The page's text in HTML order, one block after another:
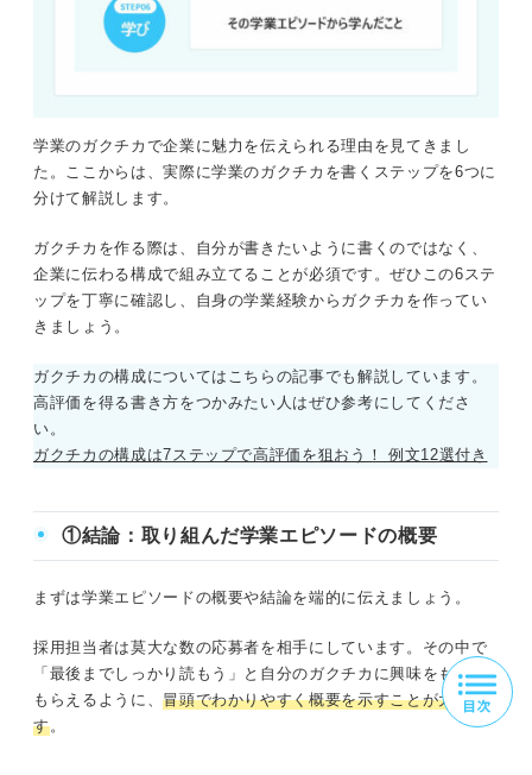
学業のガクチカで企業に魅力を伝えられる理由を見てきまし
た。ここからは、実際に学業のガクチカを書くステップを6つに
分けて解説します。
ガクチカを作る際は、自分が書きたいように書くのではなく、
企業に伝わる構成で組み立てることが必須です。ぜひこの6ステ
ップを丁寧に確認し、自身の学業経験からガクチカを作ってい
きましょう。
ガクチカの構成についてはこちらの記事でも解説しています。
高評価を得る書き方をつかみたい人はぜひ参考にしてくださ
い。
ガクチカの構成は7ステップで高評価を狙おう！ 例文12選付き
①結論：取り組んだ学業エピソードの概要
まずは学業エピソードの概要や結論を端的に伝えましょう。
採用担当者は莫大な数の応募者を相手にしています。その中で
「最後までしっかり読もう」と自分のガクチカに興味をもって
もらえるように、冒頭でわかりやすく概要を示すことが大切で
す。